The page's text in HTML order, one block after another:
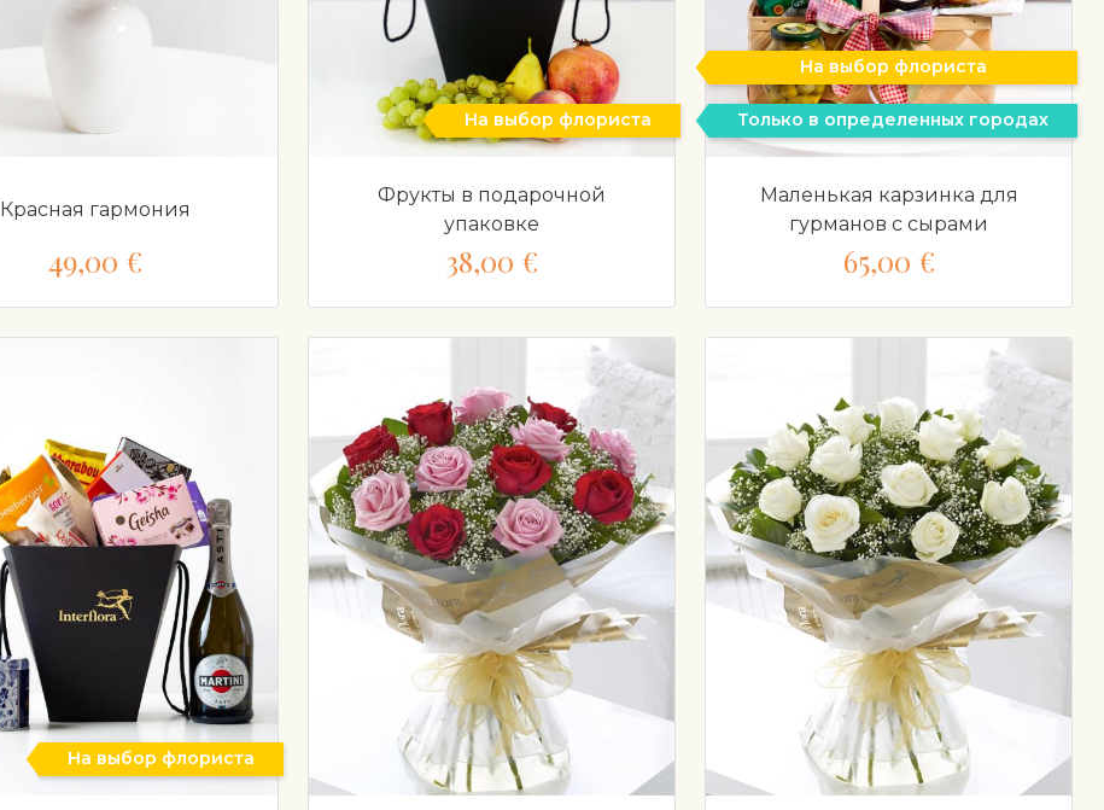
Красная гармония
49,00 €
На выбор флориста
Фрукты в подарочной
упаковке
38,00 €
На выбор флориста
Только в определенных городах
Маленькая карзинка для
гурманов с сырами
65,00 €
На выбор флориста